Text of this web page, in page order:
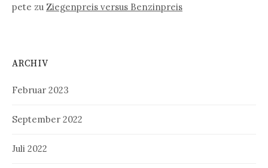
pete zu Ziegenpreis versus Benzinpreis
ARCHIV
Februar 2023
September 2022
Juli 2022